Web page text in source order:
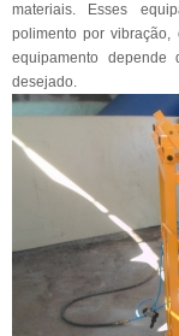
materiais. Esses
polimento por vibração,
equipamento
desejado.